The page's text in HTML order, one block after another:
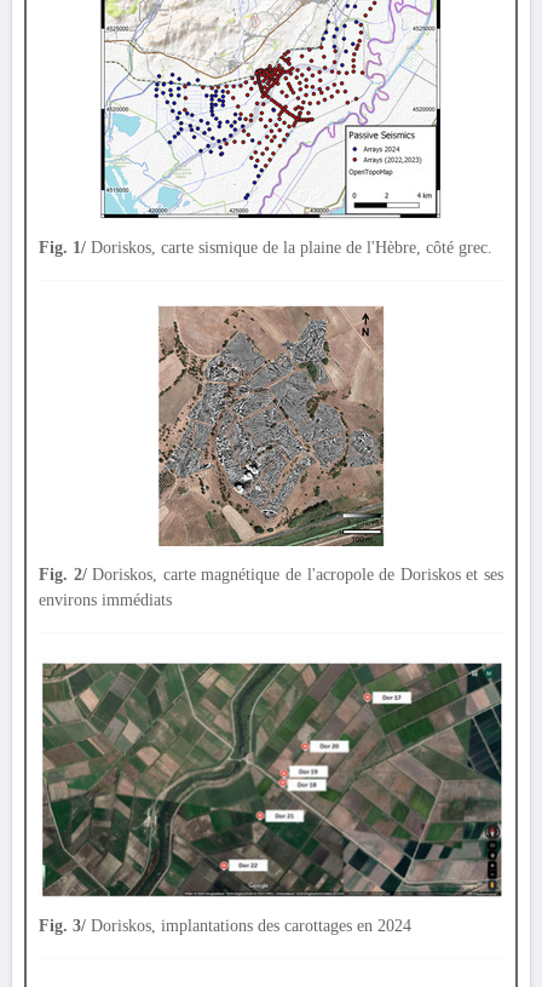
Fig. 1/ Doriskos, carte sismique de la plaine de l'Hèbre, côté grec.
Fig. 2/Doriskos, carte magnétique de l'acropole de Doriskos et ses
environs immédiats
Fig. 3/ Doriskos, implantations des carottages en 2024